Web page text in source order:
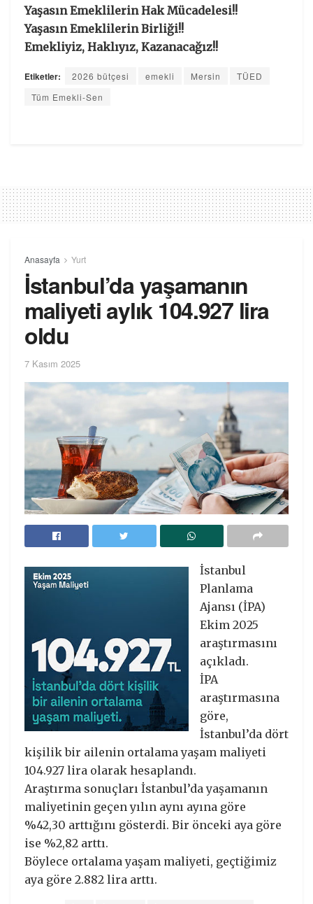
Yaşasın Emeklilerin Hak Mücadelesi!!
Yaşasın Emeklilerin Birliği!!
Emekliyiz, Haklıyız, Kazanacağız!!
Etiketler: 2026 bütçesi emekli Mersin
TÜED
Tüm Emekli-Sen
Anasayfa Yurt
İstanbul’da yaşamanın
maliyeti aylık 104.927 lira
oldu
7 Kasım 2025
İstanbul
Planlama
Ajansı (İPA)
Ekim 2025
araştırmasını
açıkladı.
İPA
araştırmasına
göre,
İstanbul’da dört
kişilik bir ailenin ortalama yaşam maliyeti
104.927 lira olarak hesaplandı.
Araştırma sonuçları İstanbul’da yaşamanın
maliyetinin geçen yılın aynı ayına göre
%42,30 arttığını gösterdi. Bir önceki aya göre
ise %2,82 arttı.
Böylece ortalama yaşam maliyeti, geçtiğimiz
aya göre 2.882 lira arttı.